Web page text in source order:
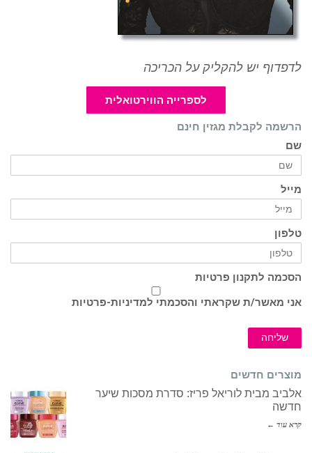
לדפדוף יש להקליק על הכריכה
לספרייה הווירטואלית
הרשמה לקבלת מגזין חינם
שם
מייל
טלפון
הסכמה לתקנון פרטיות
אני מאשר/ת שקראתי והסכמתי למדיניות-פרטיות
שליחה
מוצרים חדשים
אלביב מבית לוריאל פריז: סדרת מסכות שיער
חדשה
קרא עוד ←